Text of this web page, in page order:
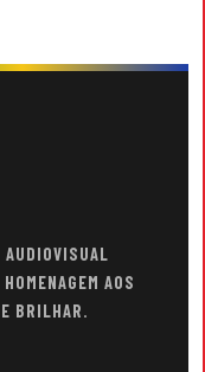
AUDIOVISUAL
AOS
BRILHAR.